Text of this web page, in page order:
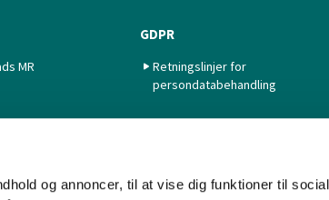
og annoncer, til at vise dig funktioner til
MR
GDPR
Retningslinjer for
persondatabehandling